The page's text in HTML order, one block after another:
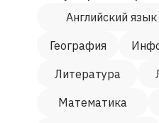
Английский язык
География
Литература
Математика